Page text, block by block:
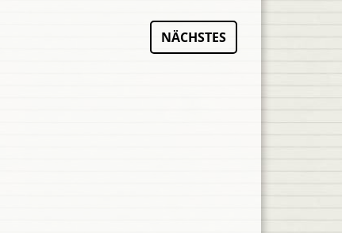
NÄCHSTES